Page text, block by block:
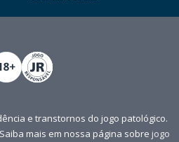
e transtornos do jogo patológico.
mais em nossa página sobre jogo